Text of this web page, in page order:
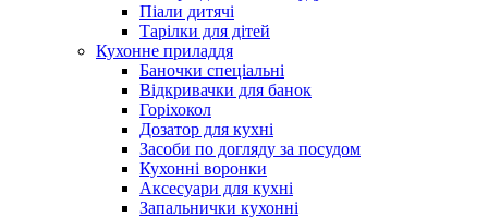
Піали дитячі
Тарілки для дітей
Кухонне приладдя
Баночки спеціальні
Відкривачки для банок
Горіхокол
Дозатор для кухні
Засоби по догляду за посудом
Кухонні воронки
Аксесуари для кухні
Запальнички кухонні